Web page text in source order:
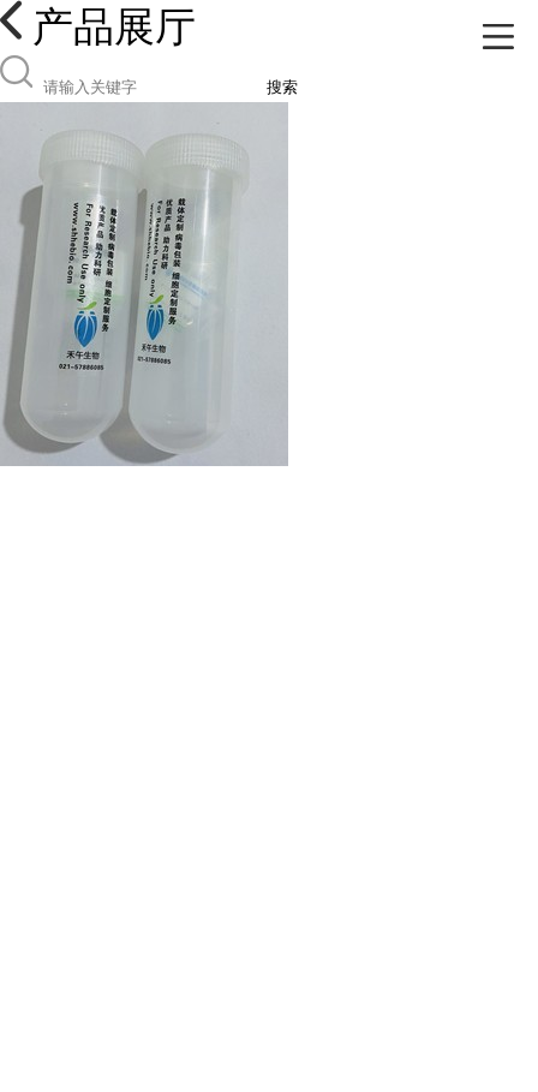
产品展厅
搜索